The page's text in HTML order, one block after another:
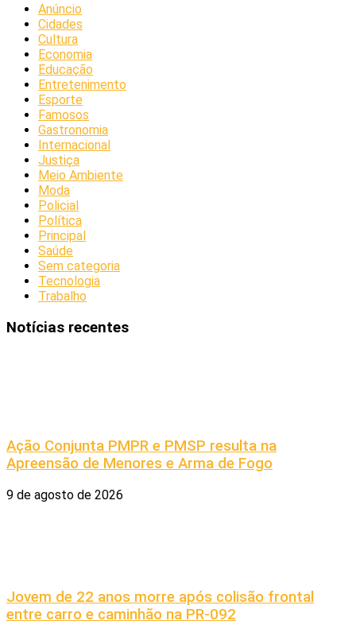
Anúncio
Cidades
Cultura
Economia
Educação
Entretenimento
Esporte
Famosos
Gastronomia
Internacional
Justiça
Meio Ambiente
Moda
Policial
Política
Principal
Saúde
Sem categoria
Tecnologia
Trabalho
Notícias recentes
Ação Conjunta PMPR e PMSP resulta na
Apreensão de Menores e Arma de Fogo
9 de agosto de 2026
Jovem de 22 anos morre após colisão frontal
entre carro e caminhão na PR-092